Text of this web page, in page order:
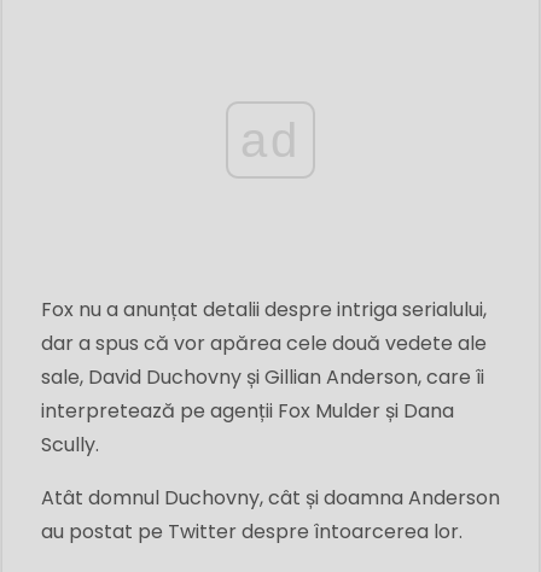
ad
Fox nu a anunțat detalii despre intriga serialului,
dar a spus că vor apărea cele două vedete ale
sale, David Duchovny și Gillian Anderson, care îi
interpretează pe agenții Fox Mulder și Dana
Scully.
Atât domnul Duchovny, cât și doamna Anderson
au postat pe Twitter despre întoarcerea lor.